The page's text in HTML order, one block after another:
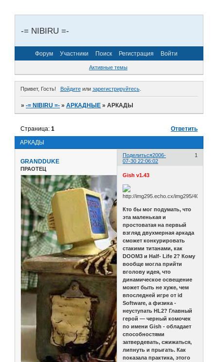
-= NIBIRU =-
Форум Участники Поиск Регистрация Войти
Активные темы
Привет, Гость! Войдитеили зарегистрируйтесь.
»-= NIBIRU =- »АРКАДНЫЕ »АРКАДЫ
АРКАДЫ
Страница:1 Ответить
Поделиться 1
2006-
07-30 22:06:02
GRANDDUKE
ПРАОТЕЦ
Gish v1.43
Кто бы мог подумать, что
эта маленькая и
простоватая на первый
взгляд двухмерная аркада
сможет конкурировать
стакими титанами, как
DOOM3 и Half- Life 2? Кому
вообще могла прийти
вголову идея, что
динамическое освещение
может быть не хуже, чем
впоследней игре от id
Software, а физика -
неуступать HL2? Главный
герой — черный комочек
по имени Gish - обладает
способностями
затвердевать, сжижаться,
липнуть и прыгать. Как
показала практика, этого